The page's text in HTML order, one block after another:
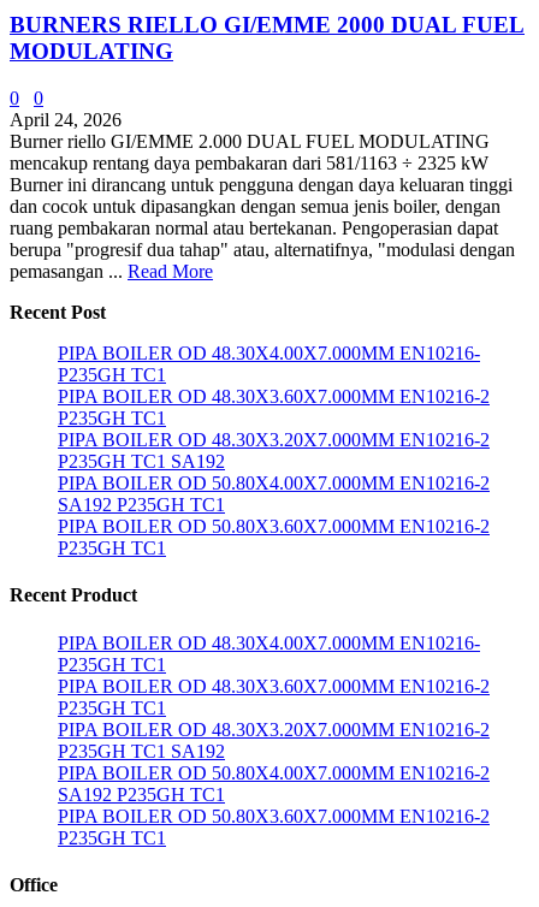
BURNERS RIELLO GI/EMME 2000 DUAL FUEL
MODULATING
0
0
April 24, 2026
Burner riello GI/EMME 2.000 DUAL FUEL MODULATING
mencakup rentang daya pembakaran dari 581/1163 ÷ 2325 kW
Burner ini dirancang untuk pengguna dengan daya keluaran tinggi
dan cocok untuk dipasangkan dengan semua jenis boiler, dengan
ruang pembakaran normal atau bertekanan. Pengoperasian dapat
berupa "progresif dua tahap" atau, alternatifnya, "modulasi dengan
pemasangan ... Read More
Recent Post
PIPA BOILER OD 48.30X4.00X7.000MM EN10216-
P235GH TC1
PIPA BOILER OD 48.30X3.60X7.000MM EN10216-2
P235GH TC1
PIPA BOILER OD 48.30X3.20X7.000MM EN10216-2
P235GH TC1 SA192
PIPA BOILER OD 50.80X4.00X7.000MM EN10216-2
SA192 P235GH TC1
PIPA BOILER OD 50.80X3.60X7.000MM EN10216-2
P235GH TC1
Recent Product
PIPA BOILER OD 48.30X4.00X7.000MM EN10216-
P235GH TC1
PIPA BOILER OD 48.30X3.60X7.000MM EN10216-2
P235GH TC1
PIPA BOILER OD 48.30X3.20X7.000MM EN10216-2
P235GH TC1 SA192
PIPA BOILER OD 50.80X4.00X7.000MM EN10216-2
SA192 P235GH TC1
PIPA BOILER OD 50.80X3.60X7.000MM EN10216-2
P235GH TC1
Office